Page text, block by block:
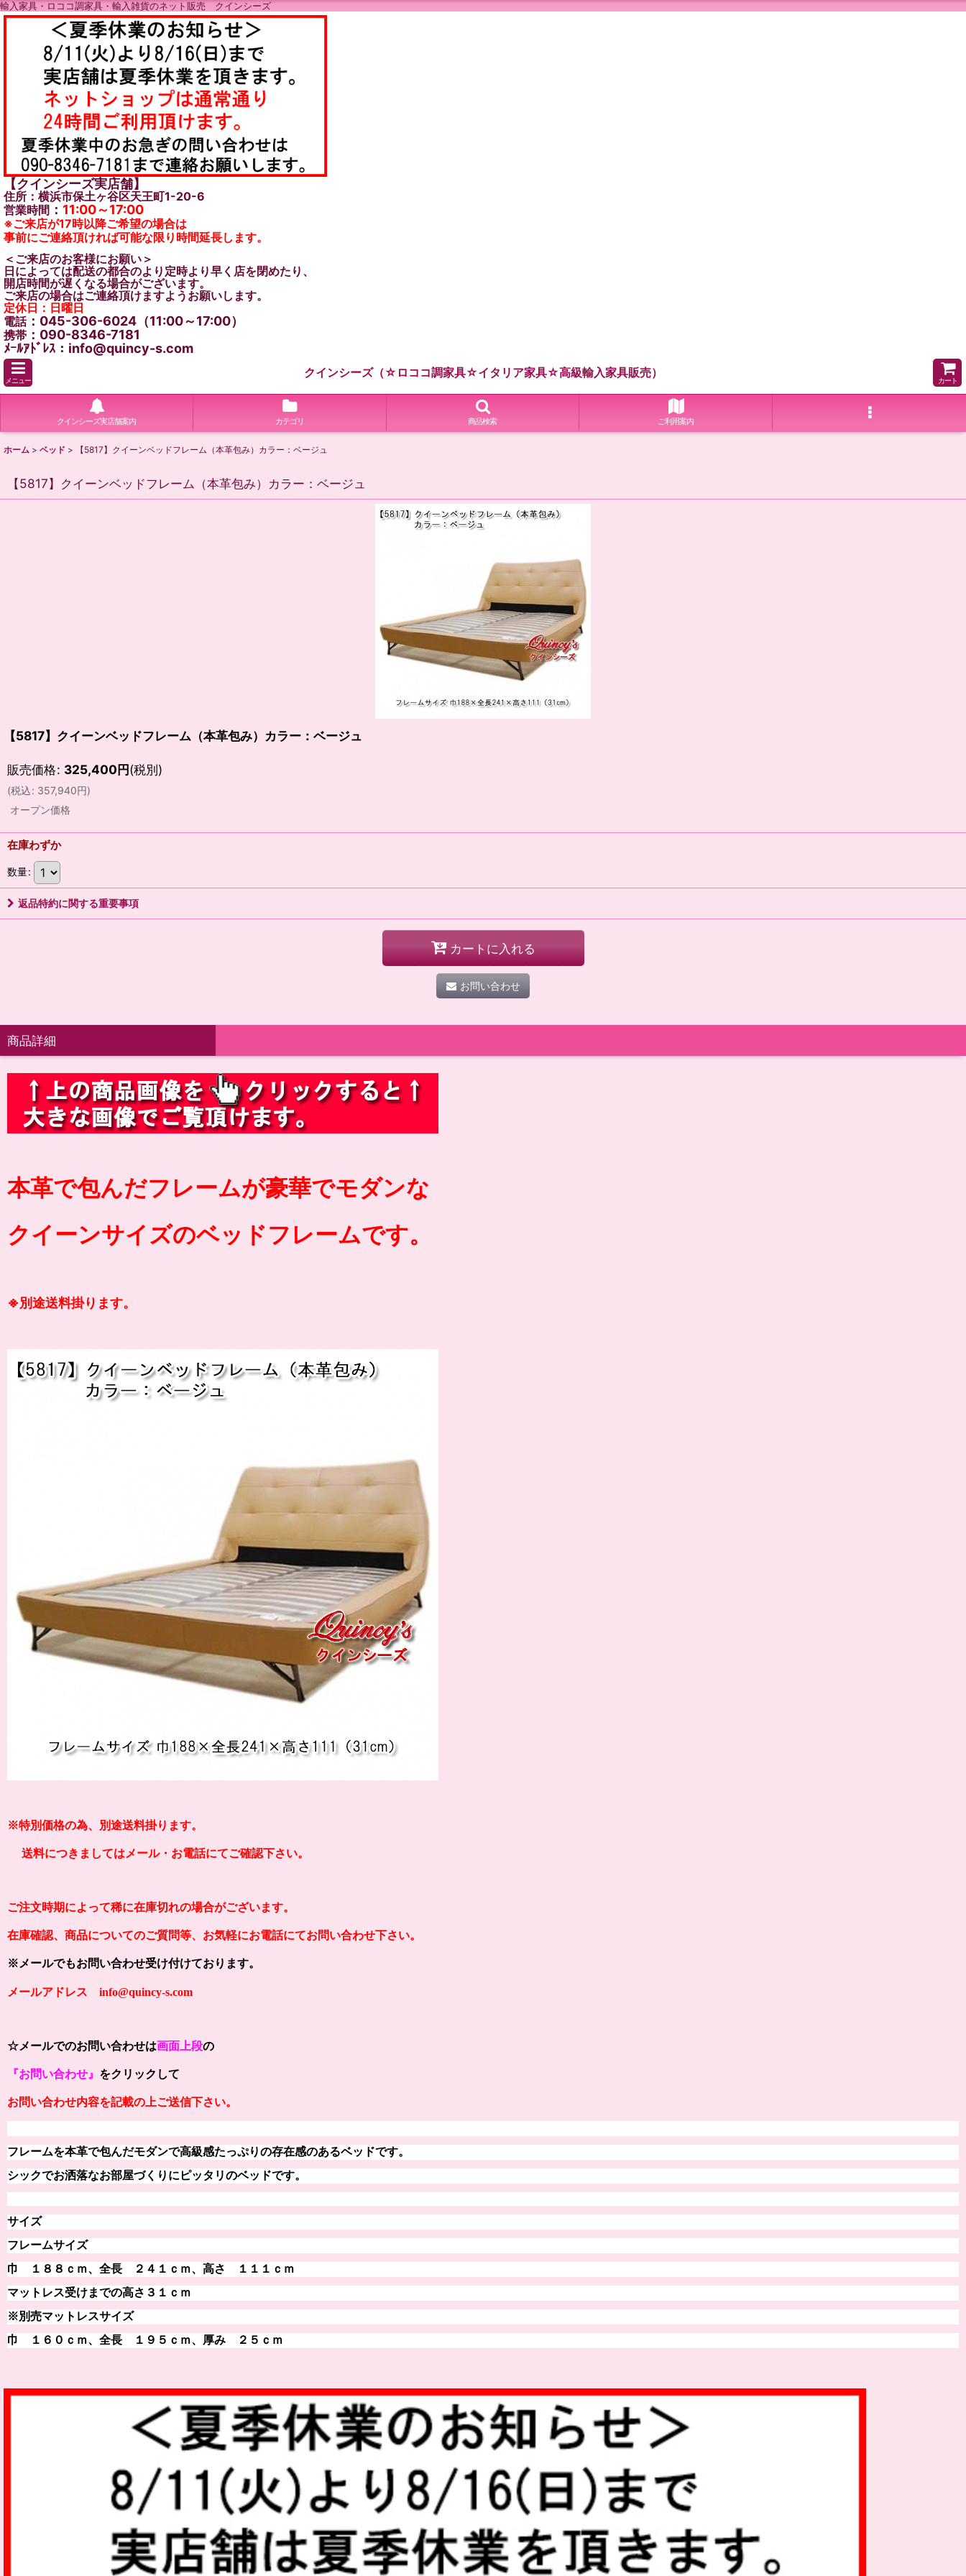
輸入家具・ロココ調家具・輸入雑貨のネット販売 クインシーズ
【クインシーズ実店舗】
住所：横浜市保土ヶ谷区天王町1-20-6
営業時間 ： 11:00～17:00
※ご来店が17時以降ご希望の場合は
事前にご連絡頂ければ可能な限り時間延長します。
＜ご来店のお客様にお願い＞
日によっては配送の都合のより定時より早く店を閉めたり、
開店時間が遅くなる場合がございます。
ご来店の場合はご連絡頂けますようお願いします。
定休日：日曜日
電話：045-306-6024（11:00～17:00）
携帯 ：090-8346-7181
ﾒｰﾙｱﾄﾞﾚｽ：info@quincy-s.com
メニュー
クインシーズ（☆ロココ調家具☆イタリア家具☆高級輸入家具販売）
カート
クインシーズ実店舗案内 カテゴリ 商品検索 ご利用案内
ホーム > ベッド > 【5817】クイーンベッドフレーム（本革包み）カラー：ベージュ
【5817】クイーンベッドフレーム（本革包み）カラー：ベージュ
【5817】クイーンベッドフレーム（本革包み）カラー：ベージュ
販売価格: 325,400円(税別)
(税込: 357,940円)
オープン価格
在庫わずか
数量:
返品特約に関する重要事項
カートに入れる
お問い合わせ
商品詳細
本革で包んだフレームが豪華でモダンな
クイーンサイズのベッドフレームです。
※別途送料掛ります。
※特別価格の為、別途送料掛ります。
送料につきましてはメール・お電話にてご確認下さい。
ご注文時期によって稀に在庫切れの場合がございます。
在庫確認、商品についてのご質問等、お気軽にお電話にてお問い合わせ下さい。
※メールでもお問い合わせ受け付けております。
メールアドレス info@quincy-s.com
☆メールでのお問い合わせは画面上段の
『お問い合わせ』 をクリックして
お問い合わせ内容を記載の上ご送信下さい。
フレームを本革で包んだモダンで高級感たっぷりの存在感のあるベッドです。
シックでお洒落なお部屋づくりにピッタリのベッドです。
サイズ
フレームサイズ
巾 １８８ｃｍ、全長 ２４１ｃｍ、高さ １１１ｃｍ
マットレス受けまでの高さ３１ｃｍ
※別売マットレスサイズ
巾 １６０ｃｍ、全長 １９５ｃｍ、厚み ２５ｃｍ